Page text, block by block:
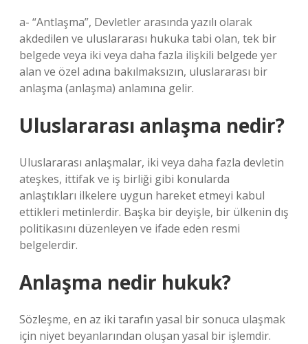
a- “Antlaşma”, Devletler arasında yazılı olarak
akdedilen ve uluslararası hukuka tabi olan, tek bir
belgede veya iki veya daha fazla ilişkili belgede yer
alan ve özel adına bakılmaksızın, uluslararası bir
anlaşma (anlaşma) anlamına gelir.
Uluslararası anlaşma nedir?
Uluslararası anlaşmalar, iki veya daha fazla devletin
ateşkes, ittifak ve iş birliği gibi konularda
anlaştıkları ilkelere uygun hareket etmeyi kabul
ettikleri metinlerdir. Başka bir deyişle, bir ülkenin dış
politikasını düzenleyen ve ifade eden resmi
belgelerdir.
Anlaşma nedir hukuk?
Sözleşme, en az iki tarafın yasal bir sonuca ulaşmak
için niyet beyanlarından oluşan yasal bir işlemdir.